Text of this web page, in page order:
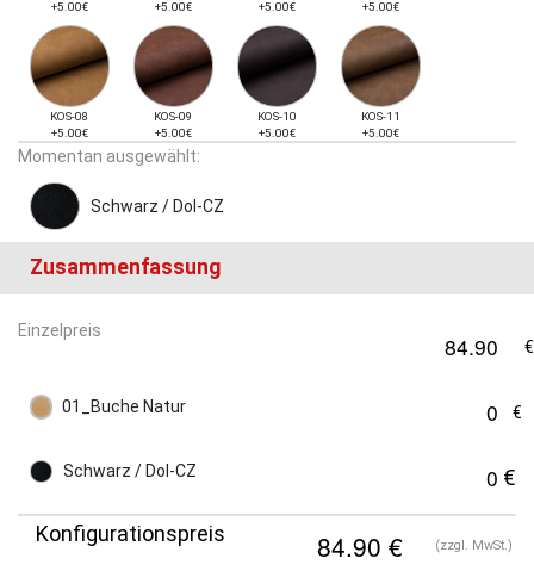
+5.00€
+5.00€
+5.00€
+5.00€
KOS-08
+5.00€
KOS-09
+5.00€
KOS-10
+5.00€
KOS-11
+5.00€
Momentan ausgewählt:
Schwarz / Dol-CZ
Zusammenfassung
Einzelpreis
01_Buche Natur
Schwarz / Dol-CZ
Konfigurationspreis (zzgl. MwSt.)